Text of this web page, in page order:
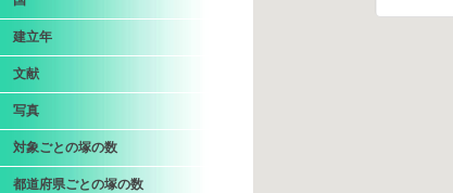
建立年
文献
写真
対象ごとの塚の数
都道府県ごとの塚の数